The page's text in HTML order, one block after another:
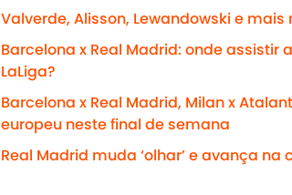
Valverde, Alisson, Lewandowski e
Barcelona x Real Madrid: onde
LaLiga?
Barcelona x Real Madrid, Milan x
europeu neste final de semana
Real Madrid muda ‘olhar’ e avança